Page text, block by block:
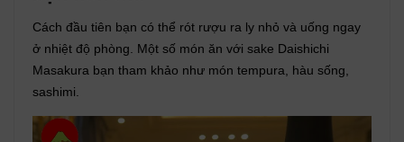
Cách đầu tiên bạn có thể rót rượu ra ly nhỏ và uống ngay
ở nhiệt độ phòng. Một số món ăn với sake Daishichi
Masakura bạn tham khảo như món tempura, hàu sống,
sashimi.